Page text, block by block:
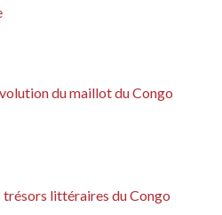
du maillot du Congo
trésors littéraires du Congo